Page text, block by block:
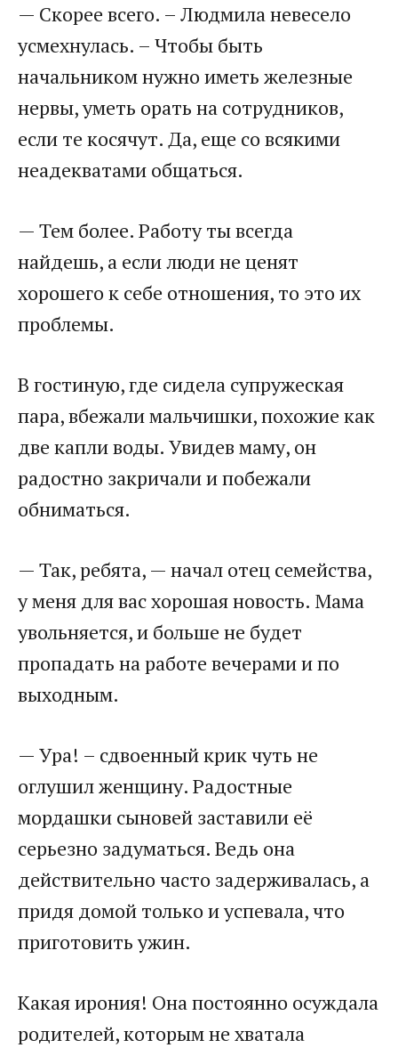
— Скорее всего. – Людмила невесело
усмехнулась. – Чтобы быть
начальником нужно иметь железные
нервы, уметь орать на сотрудников,
если те косячут. Да, еще со всякими
неадекватами общаться.
— Тем более. Работу ты всегда
найдешь, а если люди не ценят
хорошего к себе отношения, то это их
проблемы.
В гостиную, где сидела супружеская
пара, вбежали мальчишки, похожие как
две капли воды. Увидев маму, он
радостно закричали и побежали
обниматься.
— Так, ребята, — начал отец семейства,
у меня для вас хорошая новость. Мама
увольняется, и больше не будет
пропадать на работе вечерами и по
выходным.
— Ура! – сдвоенный крик чуть не
оглушил женщину. Радостные
мордашки сыновей заставили её
серьезно задуматься. Ведь она
действительно часто задерживалась, а
придя домой только и успевала, что
приготовить ужин.
Какая ирония! Она постоянно осуждала
родителей, которым не хватала